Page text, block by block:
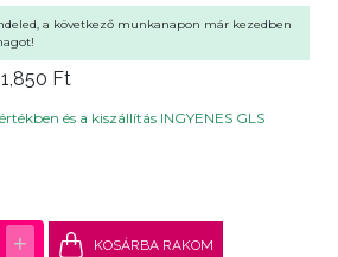
a következő munkanapon már kezedben
1,850 Ft
értékben és a kiszállítás INGYENES GLS
+ KOSÁRBA RAKOM